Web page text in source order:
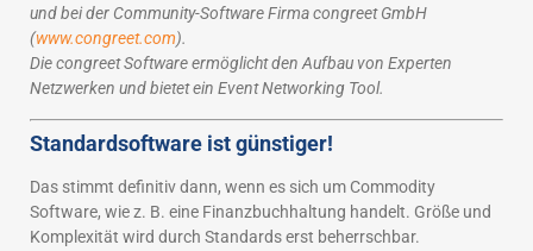
und bei der Community-Software Firma congreet GmbH
(www.congreet.com).
Die congreet Software ermöglicht den Aufbau von Experten
Netzwerken und bietet ein Event Networking Tool.
Standardsoftware ist günstiger!
Das stimmt definitiv dann, wenn es sich um Commodity
Software, wie z. B. eine Finanzbuchhaltung handelt. Größe und
Komplexität wird durch Standards erst beherrschbar.